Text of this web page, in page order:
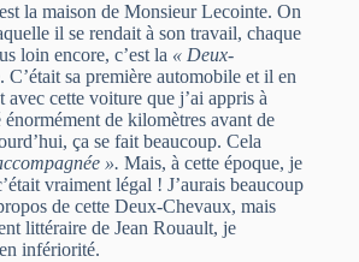
la maison de Monsieur Lecointe. On
il se rendait à son travail, chaque
loin encore, c’est la « Deux-
C’était sa première automobile et il en
avec cette voiture que j’ai appris à
de kilomètres avant de
ça se fait beaucoup. Cela
». Mais, à cette époque, je
vraiment légal ! J’aurais beaucoup
de cette Deux-Chevaux, mais
littéraire de Jean Rouault, je
infériorité.